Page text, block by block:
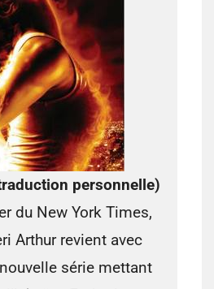
personnelle)
du New York Times,
Arthur revient avec
série mettant